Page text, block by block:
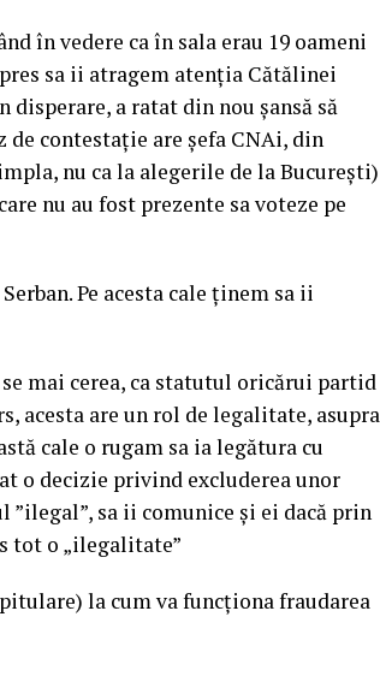
în vedere ca în sala erau 19 oameni
sa ii atragem atenția Cătălinei
disperare, a ratat din nou șansă să
contestație are șefa CNAi, din
nu ca la alegerile de la București)
nu au fost prezente sa voteze pe
Pe acesta cale ținem sa ii
mai cerea, ca statutul oricărui partid
acesta are un rol de legalitate, asupra
cale o rugam sa ia legătura cu
o decizie privind excluderea unor
sa ii comunice și ei dacă prin
tot o „ilegalitate”
la cum va funcționa fraudarea